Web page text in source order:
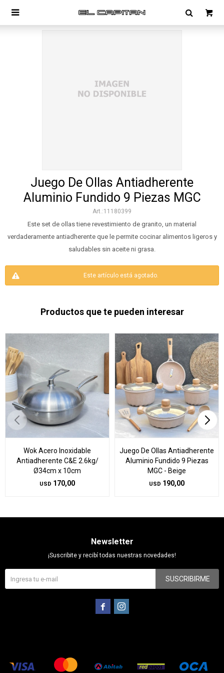

Juego De Ollas Antiadherente
Aluminio Fundido 9 Piezas MGC
11180399
Este set de ollas tiene revestimiento de granito, un material
verdaderamente antiadherente que le permite cocinar alimentos ligeros y
saludables sin aceite ni grasa.
Este artículo está agotado.
Productos que te pueden interesar
Wok Acero Inoxidable
Antiadherente C&E 2.6kg/
Ø34cm x 10cm
USD 170,00
Juego De Ollas Antiadherente
Aluminio Fundido 9 Piezas
MGC - Beige
USD 190,00
Newsletter
¡Suscribite y recibí todas nuestras novedades!
SUSCRIBIRME
 